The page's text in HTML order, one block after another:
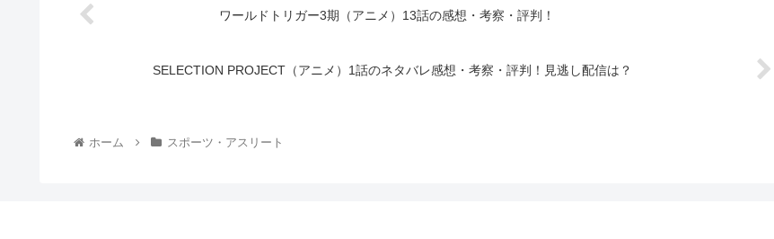
ワールドトリガー3期（アニメ）13話の感想・考察・評判！
SELECTION PROJECT（アニメ）1話のネタバレ感想・考察・評判！見逃し配信は？
ホーム スポーツ・アスリート